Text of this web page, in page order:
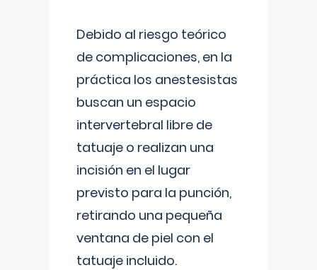
Debido al riesgo teórico
de complicaciones, en la
práctica los anestesistas
buscan un espacio
intervertebral libre de
tatuaje o realizan una
incisión en el lugar
previsto para la punción,
retirando una pequeña
ventana de piel con el
tatuaje incluido.